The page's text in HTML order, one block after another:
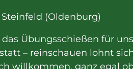
Steinfeld (Oldenburg)
Übungsschießen für
– reinschauen lohnt
willkommen, ganz egal